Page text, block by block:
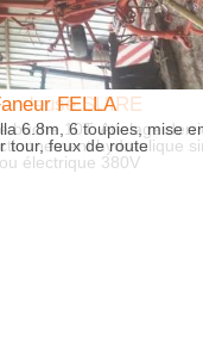
FELLA
6.8m, 6 toupies, mise
tour, feux de route
SUIRE
buche 10T. Attelage
hydraulique
électrique 380V